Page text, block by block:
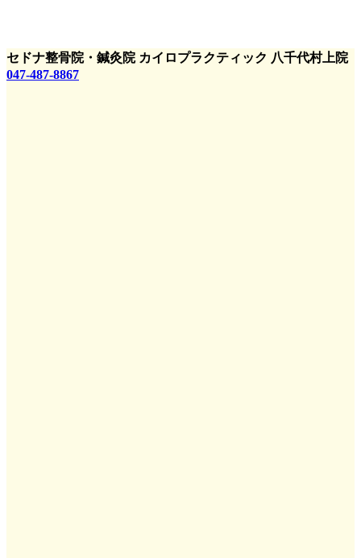
セドナ整骨院・鍼灸院 カイロプラクティック 八千代村上院
047-487-8867